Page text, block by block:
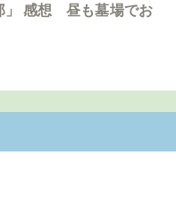
」 感想 昼も墓場でお